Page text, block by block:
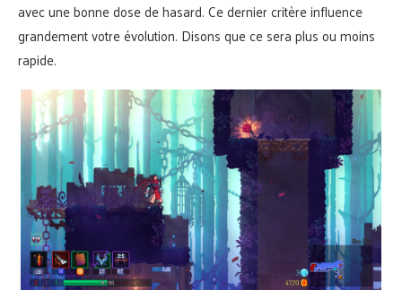
avec une bonne dose de hasard. Ce dernier critère influence
grandement votre évolution. Disons que ce sera plus ou moins
rapide.